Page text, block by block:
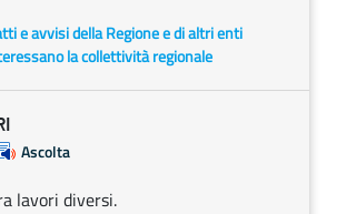
e avvisi della Regione e di altri enti
la collettività regionale
Ascolta
lavori diversi.